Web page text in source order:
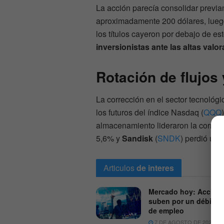
La acción parecía consolidar
aproximadamente 200 dólares,
los títulos cayeron por debajo de
inversionistas ante las altas
Rotación de
La corrección en el sector
los futuros del índice Nasdaq (QQQ
almacenamiento lideraron la
5,6% ySandisk (SNDK) perdió un
Articulosde interes
Mercado hoy: Acciones
suben por un débil
de empleo
7 DE AGOSTO DE 2026